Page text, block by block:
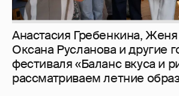
Анастасия Гребенкина,
Оксана Русланова и другие
фестиваля «Баланс вкуса и
рассматриваем летние